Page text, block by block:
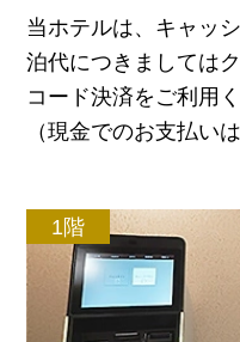
当ホテルは、キャッ
泊代につきましては
コード決済をご利用く
（現金でのお支払い
1階